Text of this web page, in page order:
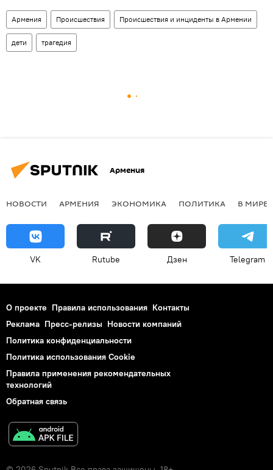
Армения Происшествия Происшествия и инциденты в Армении
дети трагедия
Армения
НОВОСТИ АРМЕНИЯ ЭКОНОМИКА ПОЛИТИКА В МИРЕ
VK Rutube Дзен Telegram
О проекте Правила использования Контакты
Реклама Пресс-релизы Новости компаний
Политика конфиденциальности
Политика использования Cookie
Правила применения рекомендательных
технологий
Обратная связь